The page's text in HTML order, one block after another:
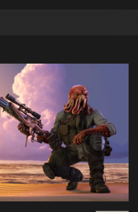
L'ACHAT
remplacer ou supprimer